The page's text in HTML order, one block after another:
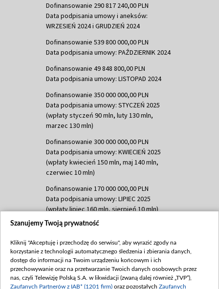
Dofinansowanie 290 817 240,00 PLN
Data podpisania umowy i aneksów:
WRZESIEŃ 2024 i GRUDZIEŃ 2024
Dofinansowanie 539 800 000,00 PLN
Data podpisania umowy: PAŹDZIERNIK 2024
Dofinansowanie 49 848 800,00 PLN
Data podpisania umowy: LISTOPAD 2024
Dofinansowanie 350 000 000,00 PLN
Data podpisania umowy: STYCZEŃ 2025
(wpłaty styczeń 90 mln, luty 130 mln,
marzec 130 mln)
Dofinansowanie 300 000 000,00 PLN
Data podpisania umowy: KWIECIEŃ 2025
(wpłaty kwiecień 150 mln, maj 140 mln,
czerwiec 10 mln)
Dofinansowanie 170 000 000,00 PLN
Data podpisania umowy: LIPIEC 2025
(wpłaty lipiec 160 mln, sierpień 10 mln)
Dofinansowanie 60 000 000,00 PLN
(wpłata wrzesień 60 mln)
Dofinansowanie 635 783 051,21 PLN
Data podpisania umowy: WRZESIEŃ 2025
(wpłata wrzesień 100 mln, październik 350
Szanujemy Twoją prywatność
Kliknij "Akceptuję i przechodzę do serwisu", aby wyrazić zgody na
korzystanie z technologii automatycznego śledzenia i zbierania danych,
dostęp do informacji na Twoim urządzeniu końcowym i ich
przechowywanie oraz na przetwarzanie Twoich danych osobowych przez
nas, czyli Telewizję Polską S.A. w likwidacji (zwaną dalej również „TVP”),
Zaufanych Partnerów z IAB* (1201 firm) oraz pozostałych Zaufanych